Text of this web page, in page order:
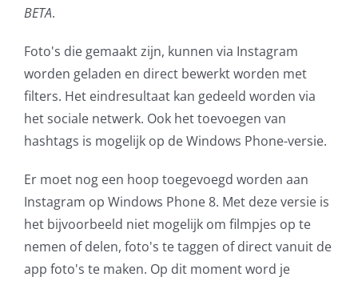
Microsoft software licenties
SLA overeenkomsten
Remote Help
WordPress SLA Contract
Contact
BETA.
Foto's die gemaakt zijn, kunnen via Instagram
worden geladen en direct bewerkt worden met
filters. Het eindresultaat kan gedeeld worden via
het sociale netwerk. Ook het toevoegen van
hashtags is mogelijk op de Windows Phone-versie.
Er moet nog een hoop toegevoegd worden aan
Instagram op Windows Phone 8. Met deze versie is
het bijvoorbeeld niet mogelijk om filmpjes op te
nemen of delen, foto's te taggen of direct vanuit de
app foto's te maken. Op dit moment word je